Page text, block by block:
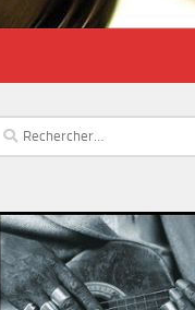
Rechercher :